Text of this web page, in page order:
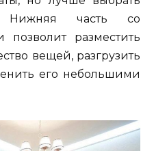
Нижняя часть со
разместить
вещей, разгрузить
его небольшими